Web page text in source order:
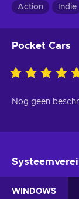
Action Indie
Pocket Cars
Nog geen
WINDOWS